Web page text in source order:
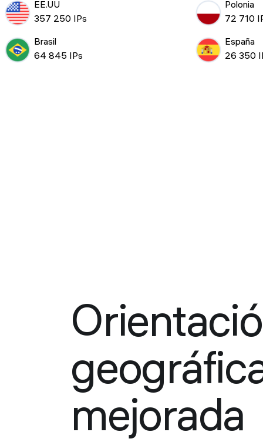
EE.UU
357 250 IPs
Polonia
72 710
Brasil
64 845 IPs
España
26 350
mejorada